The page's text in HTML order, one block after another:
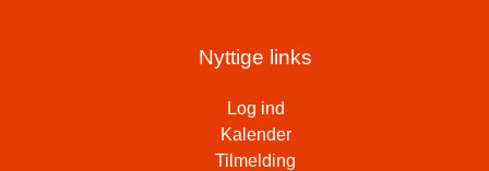
Nyttige links
Log ind
Kalender
Tilmelding